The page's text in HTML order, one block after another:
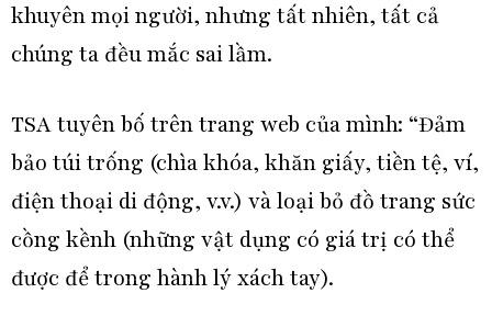
khuyên mọi người, nhưng tất nhiên, tất cả
chúng ta đều mắc sai lầm.
TSA tuyên bố trên trang web của mình: “Đảm
bảo túi trống (chìa khóa, khăn giấy, tiền tệ, ví,
điện thoại di động, v.v.) và loại bỏ đồ trang sức
cồng kềnh (những vật dụng có giá trị có thể
được để trong hành lý xách tay).